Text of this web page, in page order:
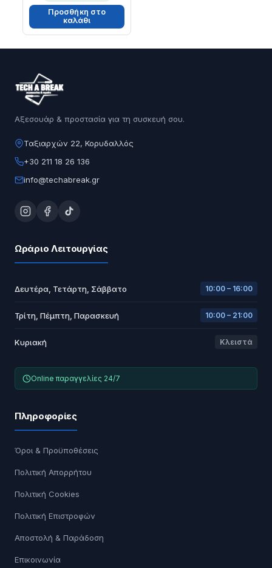
Προσθήκη στο
καλάθι
Αξεσουάρ & προστασία για τη συσκευή σου.
Ταξιαρχών 22, Κορυδαλλός
+30 211 18 26 136
info@techabreak.gr
Ωράριο Λειτουργίας
Δευτέρα, Τετάρτη, Σάββατο 10:00 – 16:00
Τρίτη, Πέμπτη, Παρασκευή 10:00 – 21:00
Κυριακή Κλειστά
Online παραγγελίες 24/7
Πληροφορίες
Όροι & Προϋποθέσεις
Πολιτική Απορρήτου
Πολιτική Cookies
Πολιτική Επιστροφών
Αποστολή & Παράδοση
Επικοινωνία